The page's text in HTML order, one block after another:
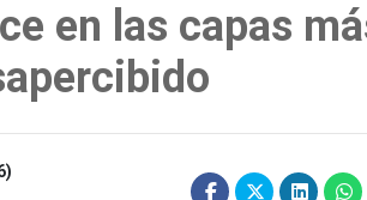
en las capas